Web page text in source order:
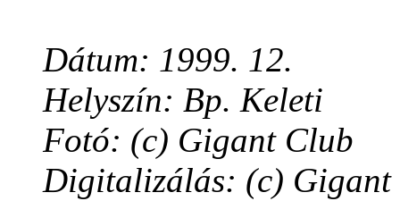
Dátum: 1999. 12.
Helyszín: Bp. Keleti
Fotó: (c) Gigant Club
Digitalizálás: (c) Gigant